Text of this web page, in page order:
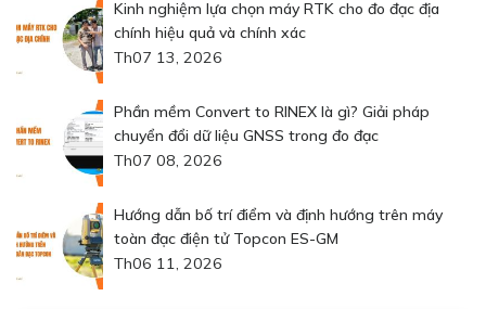
Kinh nghiệm lựa chọn máy RTK cho đo đạc địa
chính hiệu quả và chính xác
Th07 13, 2026
Phần mềm Convert to RINEX là gì? Giải pháp
chuyển đổi dữ liệu GNSS trong đo đạc
Th07 08, 2026
Hướng dẫn bố trí điểm và định hướng trên máy
toàn đạc điện tử Topcon ES-GM
Th06 11, 2026